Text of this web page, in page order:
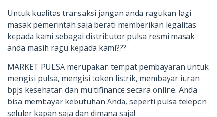
Untuk kualitas transaksi jangan anda ragukan lagi
masak pemerintah saja berati memberikan legalitas
kepada kami sebagai distributor pulsa resmi masak
anda masih ragu kepada kami???
MARKET PULSA merupakan tempat pembayaran untuk
mengisi pulsa, mengisi token listrik, membayar iuran
bpjs kesehatan dan multifinance secara online. Anda
bisa membayar kebutuhan Anda, seperti pulsa telepon
seluler kapan saja dan dimana saja!